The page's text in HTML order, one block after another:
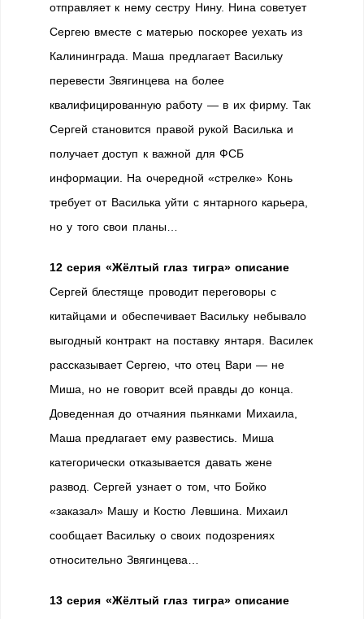
отправляет к нему сестру Нину. Нина советует
Сергею вместе с матерью поскорее уехать из
Калининграда. Маша предлагает Васильку
перевести Звягинцева на более
квалифицированную работу — в их фирму. Так
Сергей становится правой рукой Василька и
получает доступ к важной для ФСБ
информации. На очередной «стрелке» Конь
требует от Василька уйти с янтарного карьера,
но у того свои планы…
12 серия «Жёлтый глаз тигра» описание
Сергей блестяще проводит переговоры с
китайцами и обеспечивает Васильку небывало
выгодный контракт на поставку янтаря. Василек
рассказывает Сергею, что отец Вари — не
Миша, но не говорит всей правды до конца.
Доведенная до отчаяния пьянками Михаила,
Маша предлагает ему развестись. Миша
категорически отказывается давать жене
развод. Сергей узнает о том, что Бойко
«заказал» Машу и Костю Левшина. Михаил
сообщает Васильку о своих подозрениях
относительно Звягинцева…
13 серия «Жёлтый глаз тигра» описание